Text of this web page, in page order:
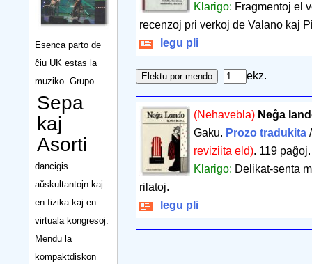
Esenca parto de
ĉiu UK estas la
muziko. Grupo
Sepa
kaj
Asorti
dancigis
aŭskultantojn kaj
en fizika kaj en
virtuala kongresoj.
Mendu la
kompaktdiskon
Klarigo: Fragmentoj el
recenzoj pri verkoj de Valano kaj
legu pli
ekz.
(Nehavebla) Neĝa
Gaku. Prozo tradukita
reviziita eld). 119 paĝoj
Klarigo: Delikat-senta
rilatoj.
legu pli